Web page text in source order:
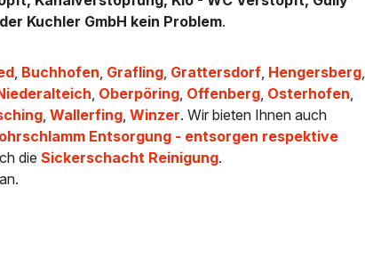
Kuchler GmbH kein Problem.
, Buchhofen, Grafling, Grattersdorf, Hengersberg,
, Oberpöring, Offenberg, Osterhofen,
,Wallerfing,Winzer. Wir bieten Ihnen auch
Entsorgung - entsorgen respektive
dieSickerschacht Reinigung.